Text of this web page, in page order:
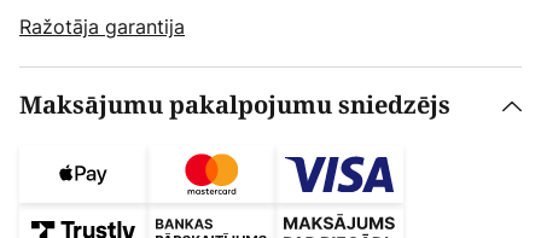
Ražotāja garantija
Maksājumu pakalpojumu sniedzējs